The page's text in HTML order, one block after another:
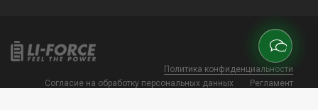
Политика конфиденциальности
Согласие на обработку персональных данных
Регламент